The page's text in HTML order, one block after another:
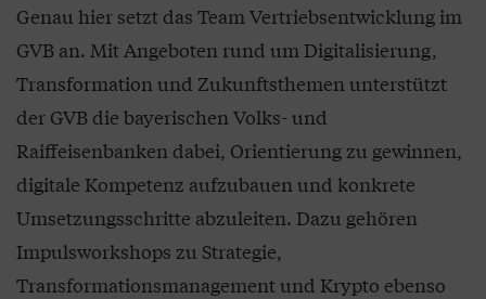
Genau hier setzt das Team Vertriebsentwicklung im
GVB an. Mit Angeboten rund um Digitalisierung,
Transformation und Zukunftsthemen unterstützt
der GVB die bayerischen Volks- und
Raiffeisenbanken dabei, Orientierung zu gewinnen,
digitale Kompetenz aufzubauen und konkrete
Umsetzungsschritte abzuleiten. Dazu gehören
Impulsworkshops zu Strategie,
Transformationsmanagement und Krypto ebenso